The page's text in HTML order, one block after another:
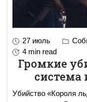
27 июль
4 min read
Громкие
система
Убийство «Короля